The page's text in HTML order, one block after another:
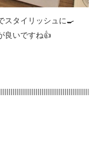
スタイリッシュに🍳
良いですね👍